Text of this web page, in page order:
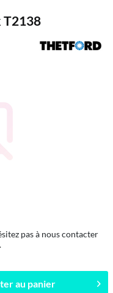
T2138
pas à nous contacter
au panier